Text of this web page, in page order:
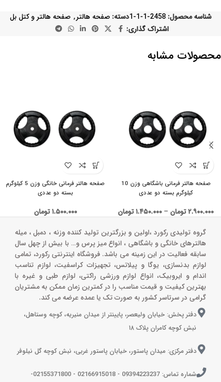
شناسه محصول:2458-1-1-1 دسته: صفحه هالتر, صفحه هالتر و کتل بل
اشتراک گذاری:
محصولات مشابه
صفحه هالتر فرمانی باشگاهی وزن 10
کیلوگرم بسته دو عددی
۲.۹۰۰.۰۰۰تومان – ۱.۴۵۰.۰۰۰تومان
صفحه هالتر فرمانی خانگی وزن 5 کیلوگرم
بسته دو عددی
۱.۵۰۰.۰۰۰ تومان
گروه تولیدی رکورد ،اولین و بزرگترین تولید کننده وزنه ، دمبل ، میله
هالترهای خانگی و باشگاهی ، انواع میز پرس و‌… با بیش از چهل سال
سابقه فعالیت در این زمینه می باشد. فروشگاه اینترنتی رکورد، تمامی
لوازم بدنسازی، یوگا و پیلاتس، تجهیزات کراسفیت، لوازم تناسب
اندام و ایروبیک، انواع لوازم ورزشی راکتی، لوازم طبی و غیره با
بهترین کیفیت و قیمت مناسب را در کمترین زمان ممکن به مشتریان
گرامی در سرتاسر کشور به صورت تک یا عمده عرضه می کند.
دفتر پخش: خیابان ولیعصر، پایینتر از میدان منیریه، کوچه وستاهل،
نبش کوچه کامران پلاک ۱۸
دفتر مرکزی: میدان پاستور، خیابان پاستور غربی، نبش کوچه گل نیلوفر
شماره تماس: 09394223237 - 02166915018 - 02155371800-